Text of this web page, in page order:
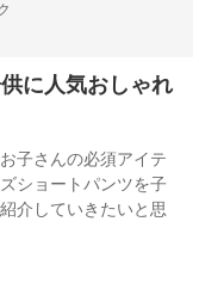
に人気おしゃれ
子さんの必須アイテ
ショートパンツを子
介していきたいと思